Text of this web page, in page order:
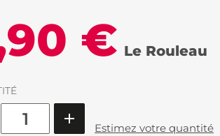
€ Le Rouleau
Estimez votre quantité